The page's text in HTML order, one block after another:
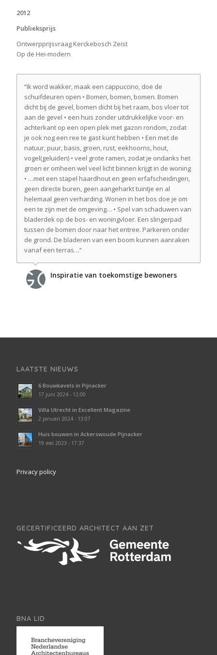
2012
Publieksprijs
Ontwerpprijsvraag Kerckebosch Zeist
Op de Hei-modern
“Ik word wakker, maak een cappuccino, doe de
schuifdeuren open • Bomen, bomen, bomen. Bomen
dicht bij de gevel, bomen dicht bij het raam, bos vloer tot
aan de gevel • een huis zonder uitdrukkelijke voor- en
achterkant op een open plek met gazon rondom, zodat
je ook nog een ree te gast kunt hebben • Een met de
natuur, puur, basis, groen, rust, eekhoorns, hout,
vogel(geluiden) • veel grote ramen, zodat je ondanks het
groen er omheen wel veel licht binnen krijgt in de woning
• …met een stapel haardhout en geen erfafscheidingen,
geen directe buren, geen aangeharkt tuintje en al
helemaal geen verharding. Wonen in het bos doe je om
een te zijn met de omgeving… • Spel van schaduwen van
bladerdek op de bos- en woningvloer. Een slingerpad
tussen de bomen door naar het entree. Parkeren onder
de grond. De bladeren van een boom kunnen aanraken
vanaf een terras…”
Inspiratie van toekomstige bewoners
LAATSTE NIEUWS
6 Bouwkavels in Pijnacker
17 juni 2024 - 12:00
Villa Utrecht in Excellent Magazine
2 januari 2024 - 13:07
Huis bouwen in Ackerswoude Pijnacker
19 mei 2023 - 17:37
Privacy policy
GECERTIFICEERD ARCHITECT AAN ZET
BNA LID